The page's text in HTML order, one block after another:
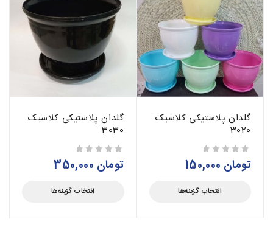
گلدان پلاستیکی کلاسیک
3020
تومان
انتخاب گزینه‌ها
گلدان پلاستیکی کلاسیک
3030
تومان
انتخاب گزینه‌ها